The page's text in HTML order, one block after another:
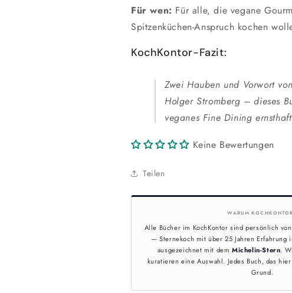
Für wen: Für alle, die vegane
Spitzenküchen-Anspruch kochen
KochKontor-Fazit:
Zwei Hauben und Vorwort
Holger Stromberg – dieses
veganes Fine Dining
Keine Bewertungen
Teilen
WARUM
Alle Bücher im KochKontor sind persönlich
— Sternekoch mit über 25 Jahren Erfahrung
ausgezeichnet mit dem Michelin-Stern.
kuratieren eine Auswahl. Jedes Buch, das
Grund.